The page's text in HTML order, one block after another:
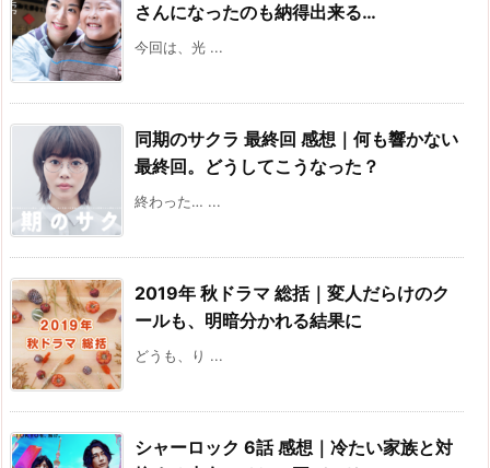
さんになったのも納得出来る…
今回は、光 ...
同期のサクラ 最終回 感想｜何も響かない
最終回。どうしてこうなった？
終わった… ...
2019年 秋ドラマ 総括｜変人だらけのク
ールも、明暗分かれる結果に
どうも、り ...
シャーロック 6話 感想｜冷たい家族と対